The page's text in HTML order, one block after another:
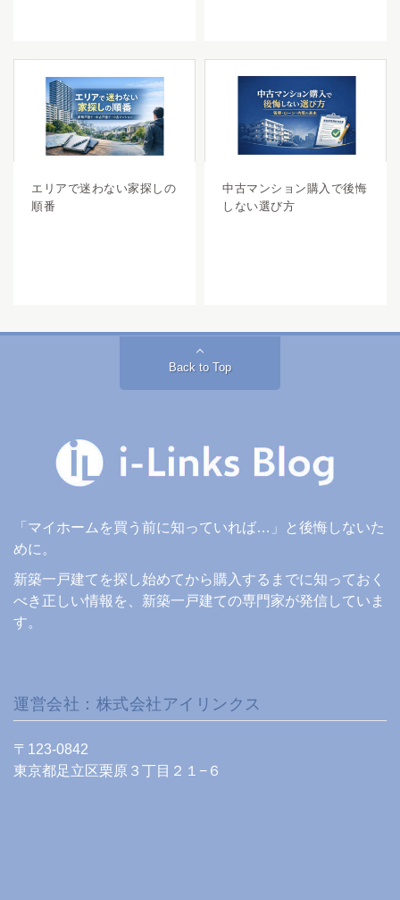
エリアで迷わない家探しの
順番
中古マンション購入で後悔
しない選び方
Back to Top
「マイホームを買う前に知っていれば…」と後悔しないた
めに。
新築一戸建てを探し始めてから購入するまでに知っておく
べき正しい情報を、新築一戸建ての専門家が発信していま
す。
運営会社：株式会社アイリンクス
〒123-0842
東京都足立区栗原３丁目２１−６